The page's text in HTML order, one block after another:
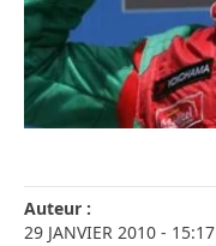
Auteur :
29 JANVIER 2010 - 15:17